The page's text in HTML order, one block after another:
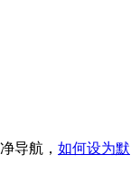
导航， 如何设为默